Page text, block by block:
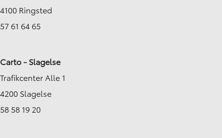
4100 Ringsted
57 61 64 65
Carto - Slagelse
Trafikcenter Alle 1
4200 Slagelse
58 58 19 20